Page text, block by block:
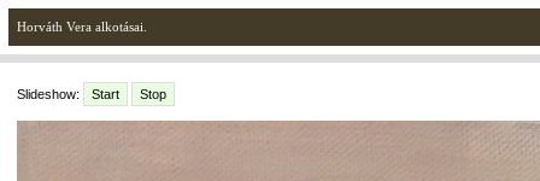
Horváth Vera alkotásai.
Slideshow: Start Stop